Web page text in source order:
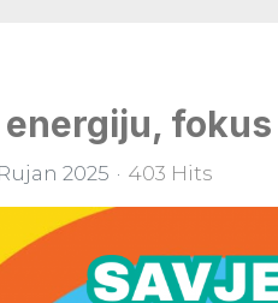
2025 403 Hits